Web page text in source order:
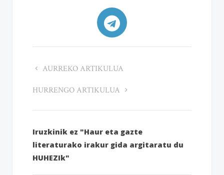
AURREKO ARTIKULUA
HURRENGO ARTIKULUA
Iruzkinik ez "Haur eta gazte
literaturako irakur gida argitaratu du
HUHEZIk"